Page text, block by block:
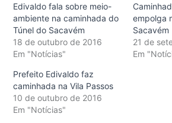
Edivaldo fala sobre meio-
ambiente na caminhada do
Túnel do Sacavém
18 de outubro de 2016
Em "Notícias"
empolga
Sacavém
21 de
Em
Prefeito Edivaldo faz
caminhada na Vila Passos
10 de outubro de 2016
Em "Notícias"